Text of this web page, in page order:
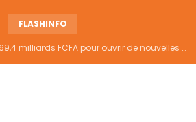
FLASHINFO
PJGOUV 2026-2030 : 2 869,4 milliards FCFA pour ouvrir de nouvelles perspectives à plus de 5,2 millions de jeunes ivoiriens